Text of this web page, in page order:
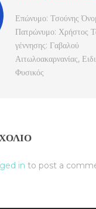
Επώνυμο: Τσούνης
Πατρώνυμο: Χρήστος
γέννησης: Γαβαλού
Αιτωλοακαρνανίας,
Φυσικός
in to post a